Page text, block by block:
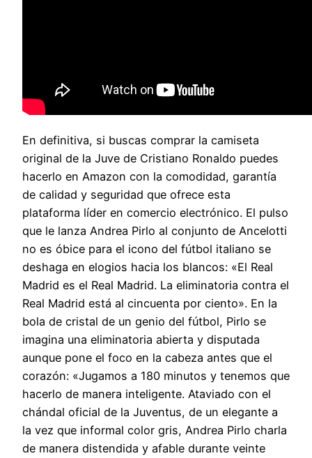
En definitiva, si buscas comprar la camiseta
original de la Juve de Cristiano Ronaldo puedes
hacerlo en Amazon con la comodidad, garantía
de calidad y seguridad que ofrece esta
plataforma líder en comercio electrónico. El pulso
que le lanza Andrea Pirlo al conjunto de Ancelotti
no es óbice para el icono del fútbol italiano se
deshaga en elogios hacia los blancos: «El Real
Madrid es el Real Madrid. La eliminatoria contra el
Real Madrid está al cincuenta por ciento». En la
bola de cristal de un genio del fútbol, Pirlo se
imagina una eliminatoria abierta y disputada
aunque pone el foco en la cabeza antes que el
corazón: «Jugamos a 180 minutos y tenemos que
hacerlo de manera inteligente. Ataviado con el
chándal oficial de la Juventus, de un elegante a
la vez que informal color gris, Andrea Pirlo charla
de manera distendida y afable durante veinte